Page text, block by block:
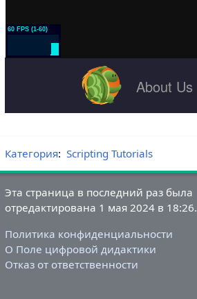
Категория: Scripting Tutorials
Эта страница в последний раз была
отредактирована 1 мая 2024 в 18:26.
Политика конфиденциальности
О Поле цифровой дидактики
Отказ от ответственности